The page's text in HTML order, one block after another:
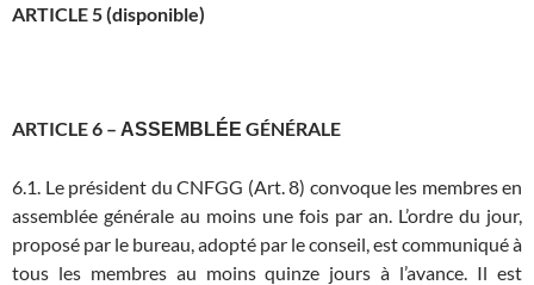
ARTICLE 5 (disponible)
ARTICLE 6 – ASSEMBLÉE GÉNÉRALE
6.1. Le président du CNFGG (Art. 8) convoque les membres en
assemblée générale au moins une fois par an. L’ordre du jour,
proposé par le bureau, adopté par le conseil, est communiqué à
tous les membres au moins quinze jours à l’avance. Il est